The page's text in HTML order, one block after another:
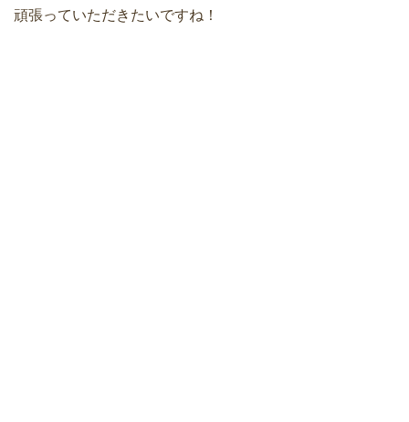
頑張っていただきたいですね！